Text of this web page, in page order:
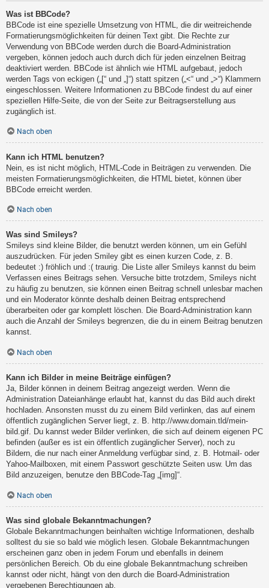
Was ist BBCode?
BBCode ist eine spezielle Umsetzung von HTML, die dir weitreichende
Formatierungsmöglichkeiten für deinen Text gibt. Die Rechte zur
Verwendung von BBCode werden durch die Board-Administration
vergeben, können jedoch auch durch dich für jeden einzelnen Beitrag
deaktiviert werden. BBCode ist ähnlich wie HTML aufgebaut, jedoch
werden Tags von eckigen („[“ und „]“) statt spitzen („<“ und „>“) Klammern
eingeschlossen. Weitere Informationen zu BBCode findest du auf einer
speziellen Hilfe-Seite, die von der Seite zur Beitragserstellung aus
zugänglich ist.
Nach oben
Kann ich HTML benutzen?
Nein, es ist nicht möglich, HTML-Code in Beiträgen zu verwenden. Die
meisten Formatierungsmöglichkeiten, die HTML bietet, können über
BBCode erreicht werden.
Nach oben
Was sind Smileys?
Smileys sind kleine Bilder, die benutzt werden können, um ein Gefühl
auszudrücken. Für jeden Smiley gibt es einen kurzen Code, z. B.
bedeutet :) fröhlich und :( traurig. Die Liste aller Smileys kannst du beim
Verfassen eines Beitrags sehen. Versuche bitte trotzdem, Smileys nicht
zu häufig zu benutzen, sie können einen Beitrag schnell unlesbar machen
und ein Moderator könnte deshalb deinen Beitrag entsprechend
überarbeiten oder gar komplett löschen. Die Board-Administration kann
auch die Anzahl der Smileys begrenzen, die du in einem Beitrag benutzen
kannst.
Nach oben
Kann ich Bilder in meine Beiträge einfügen?
Ja, Bilder können in deinem Beitrag angezeigt werden. Wenn die
Administration Dateianhänge erlaubt hat, kannst du das Bild auch direkt
hochladen. Ansonsten musst du zu einem Bild verlinken, das auf einem
öffentlich zugänglichen Server liegt, z. B. http://www.domain.tld/mein-
bild.gif. Du kannst weder Bilder verlinken, die sich auf deinem eigenen PC
befinden (außer es ist ein öffentlich zugänglicher Server), noch zu
Bildern, die nur nach einer Anmeldung verfügbar sind, z. B. Hotmail- oder
Yahoo-Mailboxen, mit einem Passwort geschützte Seiten usw. Um das
Bild anzuzeigen, benutze den BBCode-Tag „[img]“.
Nach oben
Was sind globale Bekanntmachungen?
Globale Bekanntmachungen beinhalten wichtige Informationen, deshalb
solltest du sie so bald wie möglich lesen. Globale Bekanntmachungen
erscheinen ganz oben in jedem Forum und ebenfalls in deinem
persönlichen Bereich. Ob du eine globale Bekanntmachung schreiben
kannst oder nicht, hängt von den durch die Board-Administration
vergebenen Berechtigungen ab.